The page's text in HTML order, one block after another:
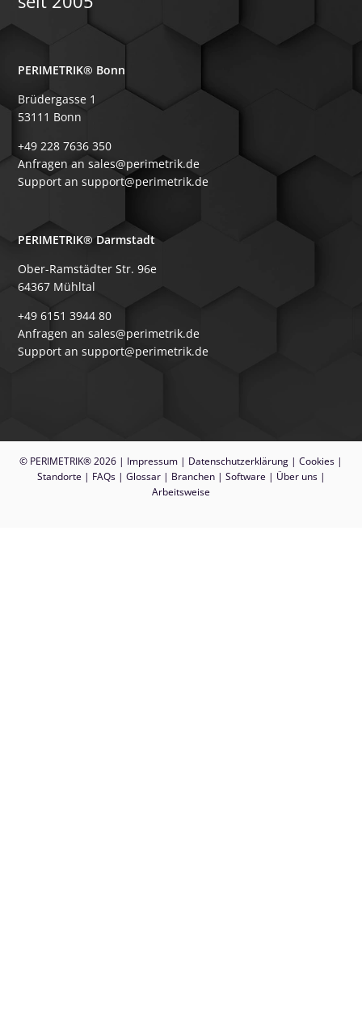
PERIMETRIK® Bonn
Brüdergasse 1
53111 Bonn
+49 228 7636 350
Anfragen an sales@perimetrik.de
Support an support@perimetrik.de
PERIMETRIK® Darmstadt
Ober-Ramstädter Str. 96e
64367 Mühltal
+49 6151 3944 80
Anfragen an sales@perimetrik.de
Support an support@perimetrik.de
© PERIMETRIK® 2026 | Impressum | Datenschutzerklärung | Cookies |
Standorte| FAQs| Glossar| Branchen| Software| Über uns|
Arbeitsweise